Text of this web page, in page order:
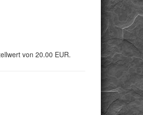
von 20.00 EUR.